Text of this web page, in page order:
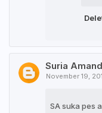
Suria
November 19,
SA suka pes